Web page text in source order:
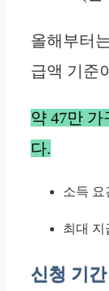
올해부터
급액 기준
약 47만 가
다.
소득 요
최대 지
신청 기간